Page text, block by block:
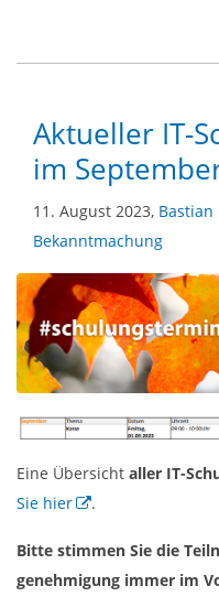
Aktueller IT-
im
11. August 2023,
Bekanntmachung
Eine Übersicht aller IT-
Sie hier
.
Bitte stimmen Sie die
genehmigung immer im